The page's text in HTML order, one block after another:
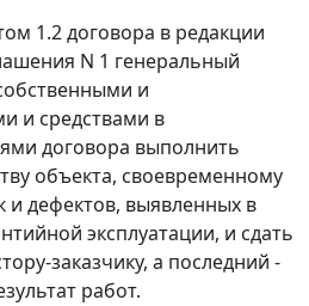
1.2 договора в редакции
N 1 генеральный
и
и средствами в
договора выполнить
объекта, своевременному
и дефектов, выявленных в
эксплуатации, и сдать
заказчику, а последний -
работ.